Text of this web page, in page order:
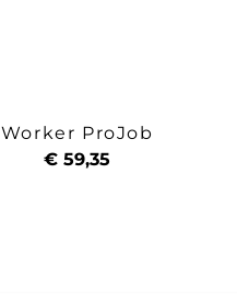
Worker ProJob
€ 59,35